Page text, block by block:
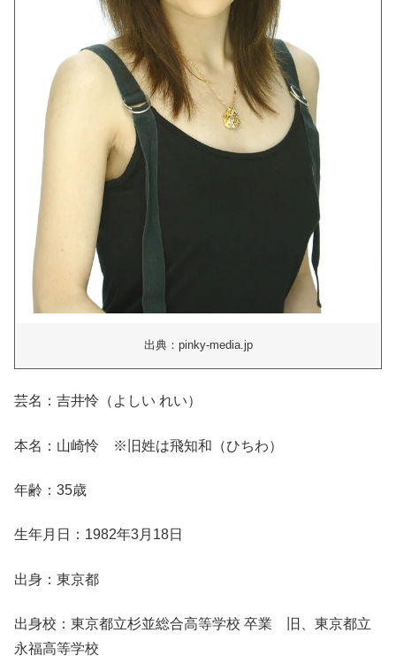
出典：pinky-media.jp
芸名：吉井怜（よしい れい）
本名：山崎怜 ※旧姓は飛知和（ひちわ）
年齢：35歳
生年月日：1982年3月18日
出身：東京都
出身校：東京都立杉並総合高等学校 卒業 旧、東京都立
永福高等学校